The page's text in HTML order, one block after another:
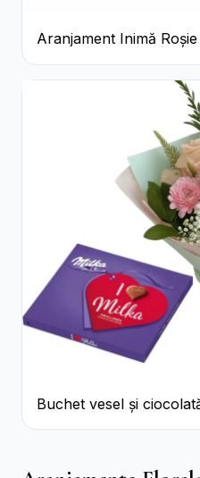
Aranjament Inimă
și Ferrero Rocher
Buchet vesel și